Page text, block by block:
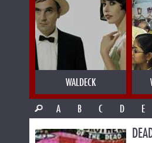
WALDECK
A
B C D E